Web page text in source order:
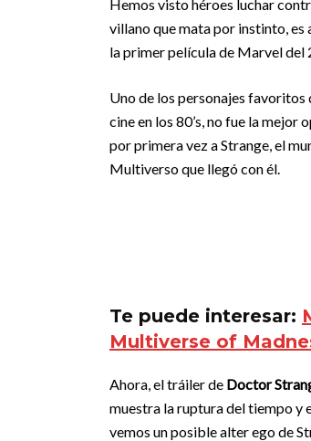
Hemos visto héroes luchar
villano que mata por instinto, es
la primer película de Marvel del
Uno de los personajes favoritos
cine en los 80’s, no fue la
por primera vez a Strange, el
Multiverso que llegó con él.
Te puede interesar:
Multiverse of
Ahora, el tráiler de Doctor
muestra la ruptura del tiempo y
vemos un posible alter ego de